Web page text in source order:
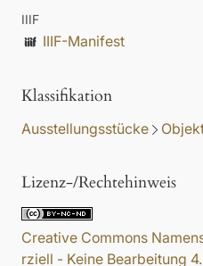
IIIF
IIIF-Manifest
Klassifikation
Ausstellungsstücke
Lizenz-/Rechtehinweis
Creative Commons
rziell - Keine Bearbeitung